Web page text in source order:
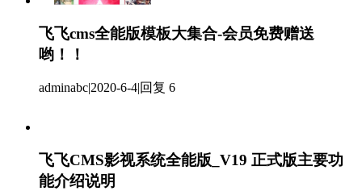
飞飞cms全能版模板大集合-会员免费赠送
哟！！
adminabc|2020-6-4|回复 6
飞飞CMS影视系统全能版_V19 正式版主要功
能介绍说明